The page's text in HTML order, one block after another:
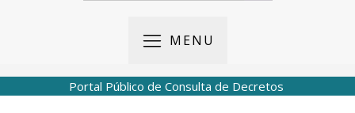
MENU
Portal Público de Consulta de Decretos